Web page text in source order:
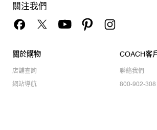
關注我們
關於購物
店舖查詢
網站導航
COACH客
聯絡我們
800-902-308